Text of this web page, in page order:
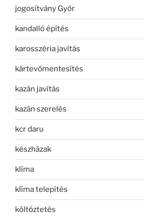
jogosítvány Győr
kandalló építés
karosszéria javítás
kártevőmentesítés
kazán javítás
kazán szerelés
kcr daru
készházak
klíma
klíma telepítés
költöztetés